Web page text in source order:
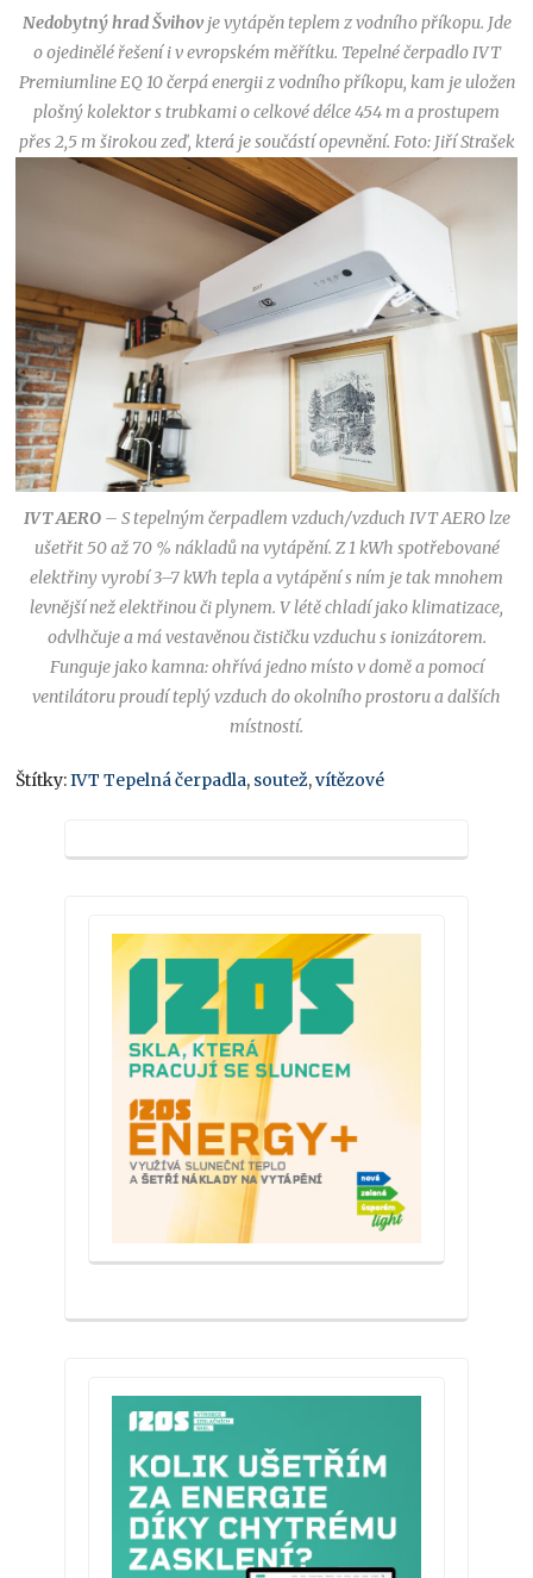
Nedobytný hrad Švihovje vytápěn teplem z vodního příkopu. Jde
o ojedinělé řešení i v evropském měřítku. Tepelné čerpadlo IVT
Premiumline EQ 10 čerpá energii z vodního příkopu, kam je uložen
plošný kolektor s trubkami o celkové délce 454 m a prostupem
přes 2,5 m širokou zeď, která je součástí opevnění. Foto: Jiří Strašek
IVT AERO– S tepelným čerpadlem vzduch/vzduch IVT AERO lze
ušetřit 50 až 70 % nákladů na vytápění. Z 1 kWh spotřebované
elektřiny vyrobí 3–7 kWh tepla a vytápění s ním je tak mnohem
levnější než elektřinou či plynem. V létě chladí jako klimatizace,
odvlhčuje a má vestavěnou čističku vzduchu s ionizátorem.
Funguje jako kamna: ohřívá jedno místo v domě a pomocí
ventilátoru proudí teplý vzduch do okolního prostoru a dalších
místností.
Štítky:IVT Tepelná čerpadla, soutež,vítězové